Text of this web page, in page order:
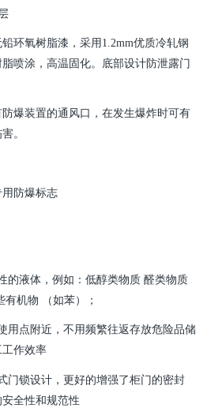
环氧树脂漆，采用1.2mm优质冷轧钢
喷涂，高温固化。底部设计防泄露门
爆装置的通风口，在发生爆炸时可有
。
防爆标志
的液体，例如：低醇类物质 醛类物质
有机物 （如苯）；
用点附近，不用频繁往返存放危险品储
作效率
门锁设计，更好的增强了柜门的密封
全性和规范性